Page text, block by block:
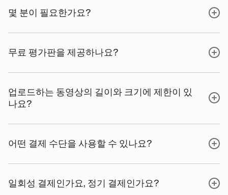
몇 분이 필요한가요?
무료 평가판을 제공하나요?
업로드하는 동영상의 길이와 크기에 제한이 있
나요?
어떤 결제 수단을 사용할 수 있나요?
일회성 결제인가요, 정기 결제인가요?